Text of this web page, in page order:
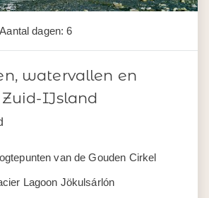
Aantal dagen: 6
watervallen en
IJsland
van de Gouden Cirkel
Lagoon Jökulsárlón